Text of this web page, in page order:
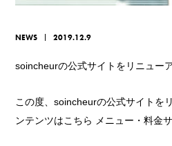
NEWS 2019.12.9
soincheurの公式サイトをリニュー
この度、soincheurの公式サイトを
ンテンツはこちら メニュー・料金